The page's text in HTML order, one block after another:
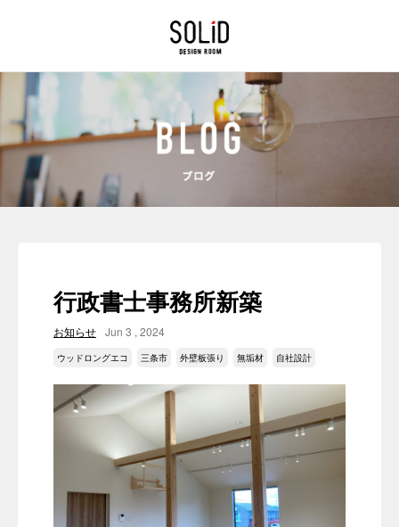
行政書士事務所新築
お知らせ Jun 3 , 2024
ウッドロングエコ 三条市 外壁板張り 無垢材 自社設計